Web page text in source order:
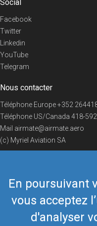
En poursuivant
vous acceptez
d'analyser
Social
Facebook
Twitter
Linkedin
YouTube
Telegram
Nous contacter
Téléphone Europe+352
Téléphone US/Canada 418-
Mail airmate@airmate.aero
(c) Myriel Aviation SA
© 2019 Airmate -Conditions